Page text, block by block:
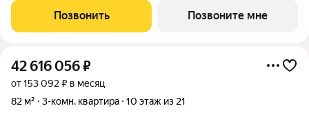
комнатная квартира площадью 148.2 м на 24 этаже 24-этажной
башни в премиальном комплексе
Позвонить Позвоните мне
42 616 056₽
от 153 092 ₽ в месяц
82 м²
3-комн. квартира 10 этаж из 21